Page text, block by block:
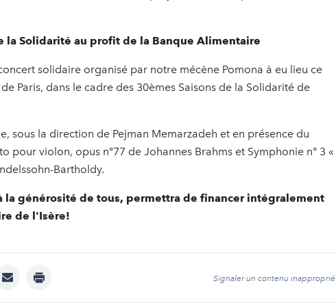
la Solidarité au profit de la Banque Alimentaire
solidaire organisé par notre mécène Pomona à eu lieu ce
Paris, dans le cadre des 30èmes Saisons de la Solidarité de
sous la direction de Pejman Memarzadeh et en présence du
pour violon, opus n°77 de Johannes Brahms et Symphonie n° 3 «
Bartholdy.
la générosité de tous, permettra de financer intégralement
de l'Isère!
mail print Signaler un contenu inapproprié